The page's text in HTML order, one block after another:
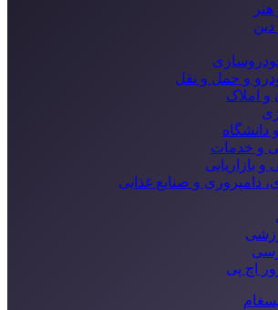
دین
و حمل و نقل
و املاک
و خدمات
و بازاریابی
دامپروری و صنایع غذایی
اچ پی